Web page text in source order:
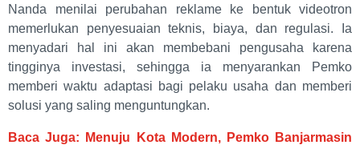
Nanda menilai perubahan reklame ke bentuk videotron
memerlukan penyesuaian teknis, biaya, dan regulasi. Ia
menyadari hal ini akan membebani pengusaha karena
tingginya investasi, sehingga ia menyarankan Pemko
memberi waktu adaptasi bagi pelaku usaha dan memberi
solusi yang saling menguntungkan.
Baca Juga: Menuju Kota Modern, Pemko Banjarmasin